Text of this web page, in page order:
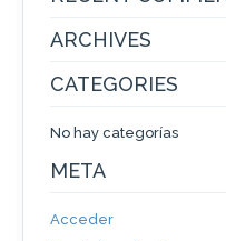
ARCHIVES
CATEGORIES
No hay categorías
META
Acceder